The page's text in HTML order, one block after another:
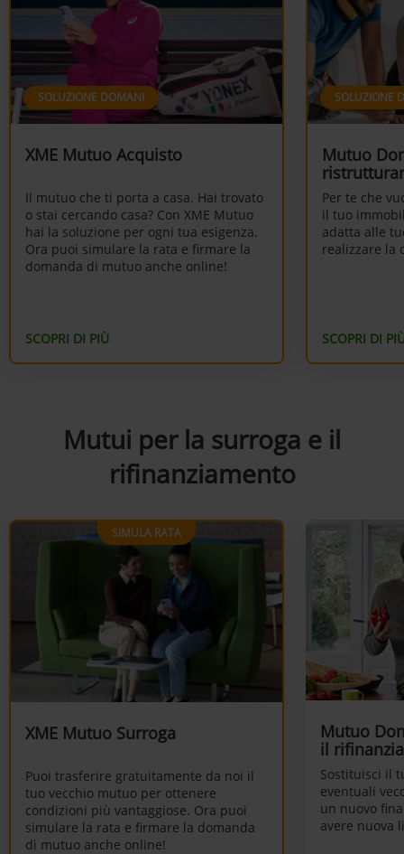
SOLUZIONE DOMANI
XME Mutuo Acquisto
Il mutuo che ti porta a casa. Hai trovato
o stai cercando casa? Con XME Mutuo
hai la soluzione per ogni tua esigenza.
Ora puoi simulare la rata e firmare la
domanda di mutuo anche online!
SCOPRI DI PIÙ
SOLUZIONE
Mutuo
Per te che
il tuo
adatta alle
realizzare la
SCOPRI DI
Mutui per la surroga e il
rifinanziamento​
SIMULA RATA
XME Mutuo Surroga
Puoi trasferire gratuitamente da noi il
tuo vecchio mutuo per ottenere
condizioni più vantaggiose. Ora puoi
simulare la rata e firmare la domanda
di mutuo anche online!
Mutuo
il
Sostituisci il
eventuali
un nuovo
avere nuova